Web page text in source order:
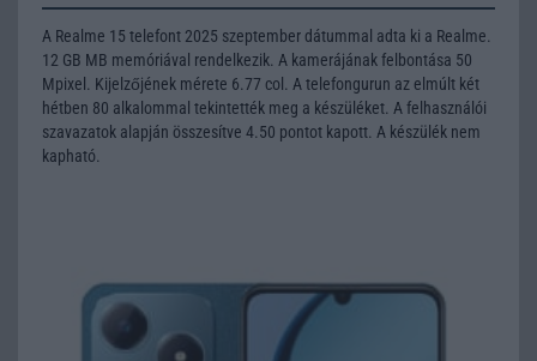
A Realme 15 telefont 2025 szeptember dátummal adta ki a Realme.
12 GB MB memóriával rendelkezik. A kamerájának felbontása 50
Mpixel. Kijelzőjének mérete 6.77 col. A telefongurun az elmúlt két
hétben 80 alkalommal tekintették meg a készüléket. A felhasználói
szavazatok alapján összesítve 4.50 pontot kapott. A készülék nem
kapható.